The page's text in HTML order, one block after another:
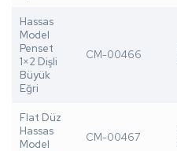
Hassas
Model
Penset
1×2 Dişli
Büyük
Eğri
CM-00466
Flat Düz
Hassas
Model
CM-00467